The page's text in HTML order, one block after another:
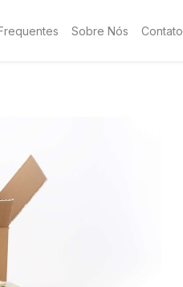
Sobre Nós Contato